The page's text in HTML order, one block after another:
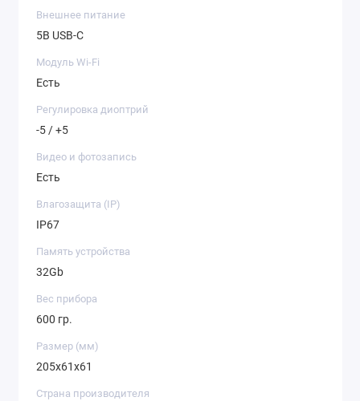
Внешнее питание
5B USB-C
Модуль Wi-Fi
Есть
Регулировка диоптрий
-5 / +5
Видео и фотозапись
Есть
Влагозащита (IP)
IP67
Память устройства
32Gb
Вес прибора
600 гр.
Размер (мм)
205x61x61
Страна производителя